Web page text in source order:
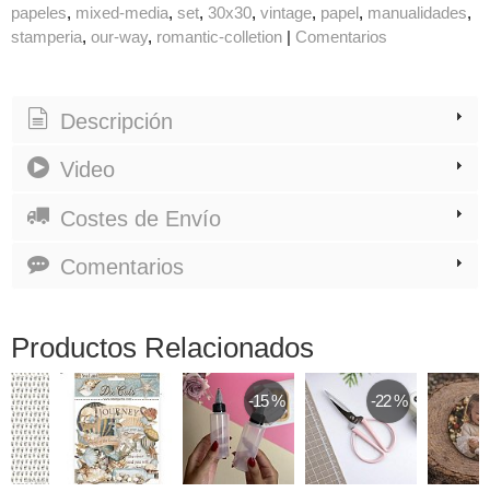
papeles mixed-media set 30x30 vintage papel manualidades
stamperia our-way romantic-colletion | Comentarios
Descripción
Video
Costes de Envío
Comentarios
Productos Relacionados
-15 % -22 %